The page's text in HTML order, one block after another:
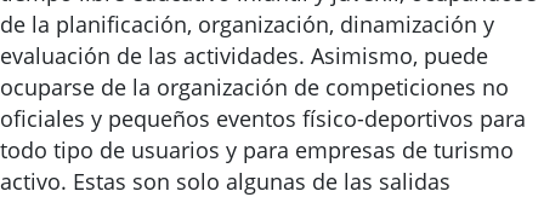
de la planificación, organización, dinamización y
evaluación de las actividades. Asimismo, puede
ocuparse de la organización de competiciones no
oficiales y pequeños eventos físico-deportivos para
todo tipo de usuarios y para empresas de turismo
activo. Estas son solo algunas de las salidas